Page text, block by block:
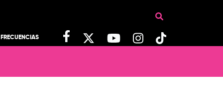
FRECUENCIAS